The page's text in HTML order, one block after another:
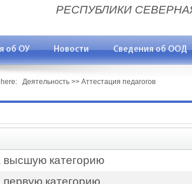
РЕСПУБЛИКИ
об ОУ Новости Сведения об ООД
Деятельность >> Аттестация педагогов
высшую категорию
категорию